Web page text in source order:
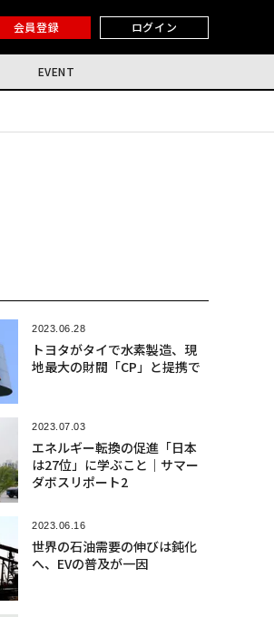
会員登録 ログイン
EVENT
2023.06.28
トヨタがタイで水素製造、現
地最大の財閥「CP」と提携で
2023.07.03
エネルギー転換の促進「日本
は27位」に学ぶこと｜サマー
ダボスリポート2
2023.06.16
世界の石油需要の伸びは鈍化
へ、EVの普及が一因